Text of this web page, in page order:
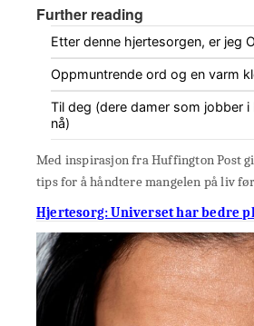
Further reading
Etter denne hjertesorgen, er jeg
Oppmuntrende ord og en varm
Til deg (dere damer som jobber i
nå)
Med inspirasjon fra Huffington Post
tips for å håndtere mangelen på liv før
Hjertesorg: Universet har bedre